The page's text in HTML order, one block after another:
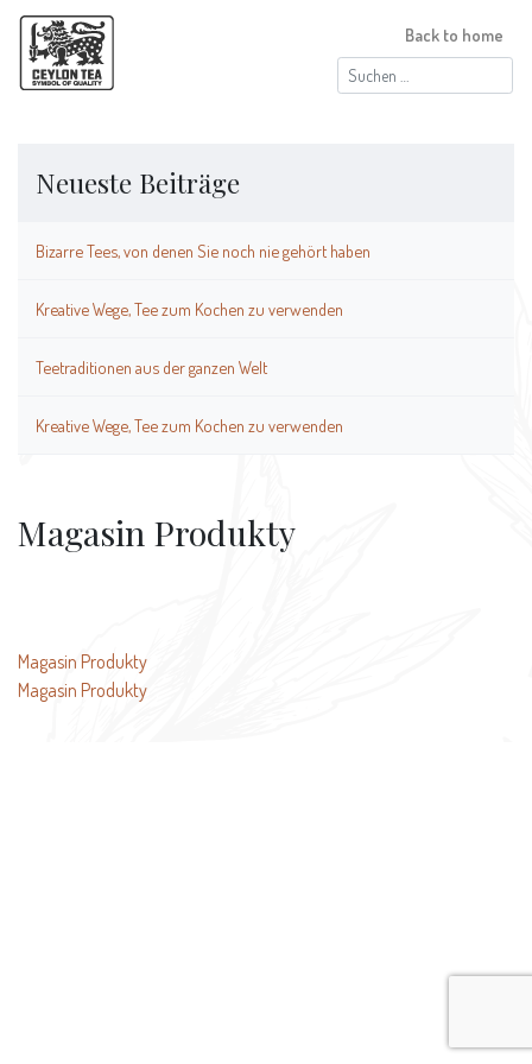
Suchen
nach:
Back to home
Neueste Beiträge
Bizarre Tees, von denen Sie noch nie gehört haben
Kreative Wege, Tee zum Kochen zu verwenden
Teetraditionen aus der ganzen Welt
Kreative Wege, Tee zum Kochen zu verwenden
Magasin Produkty
Beitragsnavigation
Magasin Produkty
Magasin Produkty